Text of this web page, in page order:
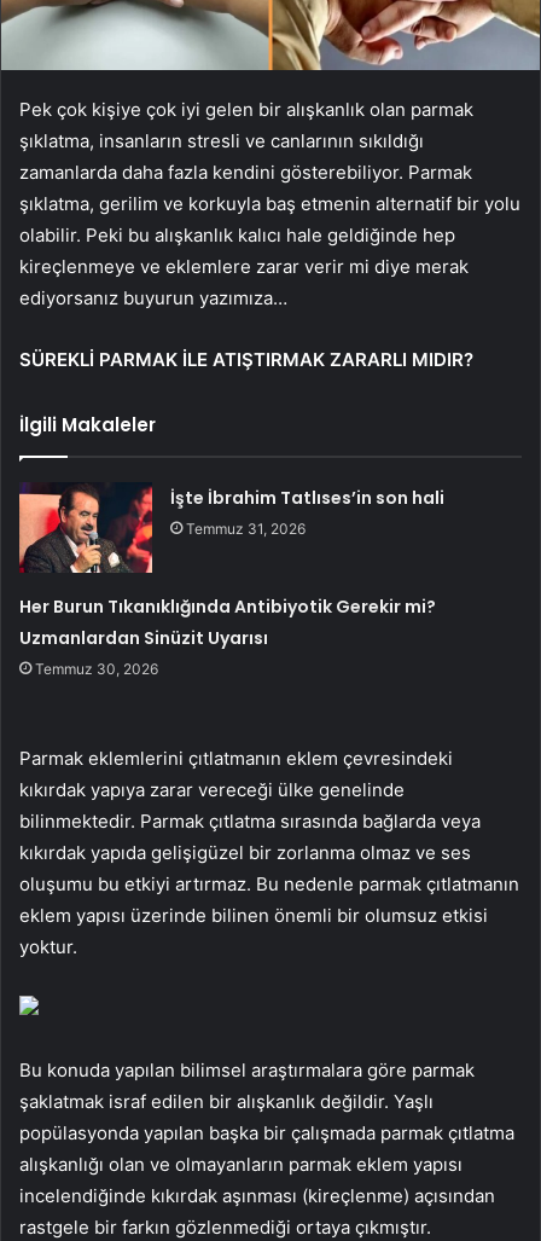
Pek çok kişiye çok iyi gelen bir alışkanlık olan parmak
şıklatma, insanların stresli ve canlarının sıkıldığı
zamanlarda daha fazla kendini gösterebiliyor. Parmak
şıklatma, gerilim ve korkuyla baş etmenin alternatif bir yolu
olabilir. Peki bu alışkanlık kalıcı hale geldiğinde hep
kireçlenmeye ve eklemlere zarar verir mi diye merak
ediyorsanız buyurun yazımıza…
SÜREKLİ PARMAK İLE ATIŞTIRMAK ZARARLI MIDIR?
İlgili Makaleler
İşte İbrahim Tatlıses’in son hali
Temmuz 31, 2026
Her Burun Tıkanıklığında Antibiyotik Gerekir mi?
Uzmanlardan Sinüzit Uyarısı
Temmuz 30, 2026
Parmak eklemlerini çıtlatmanın eklem çevresindeki
kıkırdak yapıya zarar vereceği ülke genelinde
bilinmektedir. Parmak çıtlatma sırasında bağlarda veya
kıkırdak yapıda gelişigüzel bir zorlanma olmaz ve ses
oluşumu bu etkiyi artırmaz. Bu nedenle parmak çıtlatmanın
eklem yapısı üzerinde bilinen önemli bir olumsuz etkisi
yoktur.
Bu konuda yapılan bilimsel araştırmalara göre parmak
şaklatmak israf edilen bir alışkanlık değildir. Yaşlı
popülasyonda yapılan başka bir çalışmada parmak çıtlatma
alışkanlığı olan ve olmayanların parmak eklem yapısı
incelendiğinde kıkırdak aşınması (kireçlenme) açısından
rastgele bir farkın gözlenmediği ortaya çıkmıştır.